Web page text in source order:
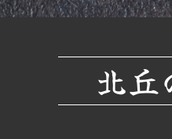
北丘